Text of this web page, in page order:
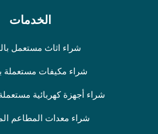
الخدمات
شراء اثاث مستعمل
شراء مكيفات مستعملة
شراء أجهزة كهربائية
شراء معدات المطاعم